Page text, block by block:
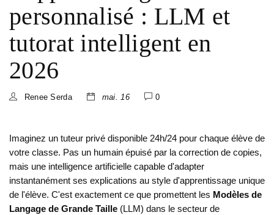
personnalisé : LLM et
tutorat intelligent en
2026
Renee Serda mai. 16 0
Imaginez un tuteur privé disponible 24h/24 pour chaque élève de
votre classe. Pas un humain épuisé par la correction de copies,
mais une intelligence artificielle capable d'adapter
instantanément ses explications au style d'apprentissage unique
de l'élève. C'est exactement ce que promettent les Modèles de
Langage de Grande Taille (LLM) dans le secteur de